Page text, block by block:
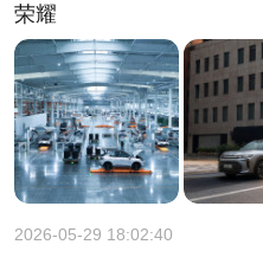
荣耀
2026-05-29 18:02:40